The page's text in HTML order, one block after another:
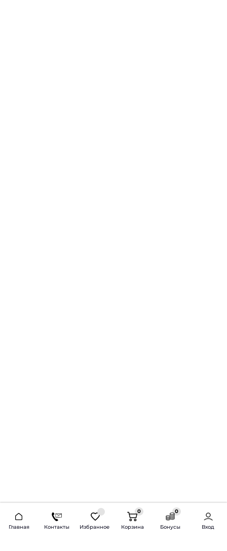
Главная Контакты Избранное
0
Корзина
0
Бонусы Вход
2026 © Продажа и установка автозвука.
Доставка по всей России и СНГ